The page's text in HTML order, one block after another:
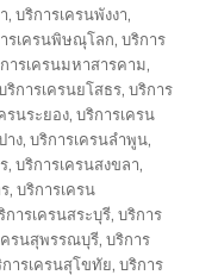
,บริการเครนพังงา,
รเครนพิษณุโลก,บริการ
ารเครนมหาสารคาม,
ริการเครนยโสธร,บริการ
รนระยอง,บริการเครน
าง,บริการเครนลำพูน,
,บริการเครนสงขลา,
,บริการเครน
การเครนสระบุรี,บริการ
ครนสุพรรณบุรี,บริการ
ารเครนสุโขทัย,บริการ